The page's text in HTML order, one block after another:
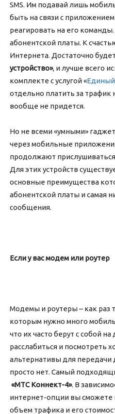
SMS. Им подавай лишь
быть на связи с
реагировать на его
абонентской платы. К
Интернета. Достаточно
устройство», и лучше всего
комплекте с услугой «
отдельно платить за трафик
вообще не придется.
Но не всеми «умными»
через мобильные
продолжают
Для этих устройств
основные преимущества
абонентской платы и самая
сообщения.
Если у вас модем или роутер
Модемы и роутеры – как раз
которым нужно много
что их часто берут с собой
расслабиться и посмотреть
альтернативы для передачи
просто нет. Самый
«МТС Коннект-4». В
интернет-опции вы
объем трафика и его